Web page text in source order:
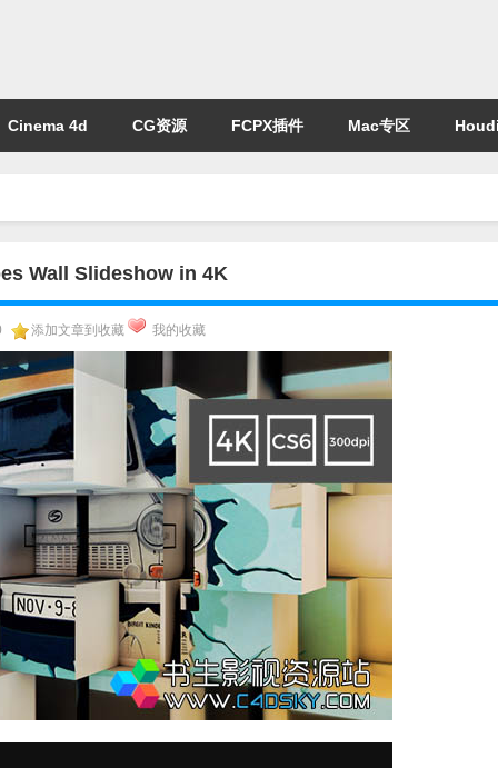
Cinema 4d CG资源 FCPX插件 Mac专区
Wall Slideshow in 4K
添加文章到收藏 我的收藏